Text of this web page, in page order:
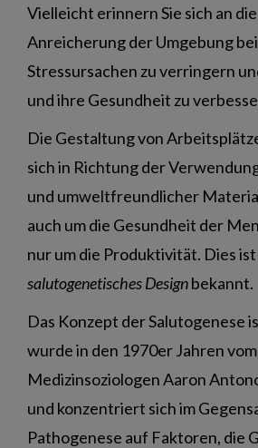
Vielleicht erinnern Sie sich an
Anreicherung der Umgebung
Stressursachen zu verringern
und ihre Gesundheit zu
Die Gestaltung von
sich in Richtung der
und umweltfreundlicher
auch um die Gesundheit der
nur um die Produktivität. Dies ist
salutogenetisches Designbekannt.
Das Konzept der Salutogenese
wurde in den 1970er Jahren vom
Medizinsoziologen Aaron
und konzentriert sich im
Pathogenese auf Faktoren, die